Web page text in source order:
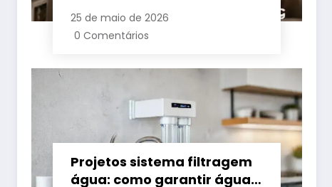
25 de maio de 2026
0 Comentários
Projetos sistema filtragem
água: como garantir água